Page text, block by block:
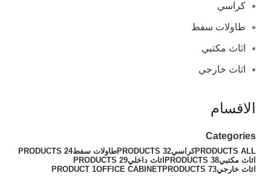
كراسي
طاولات سفط
اثاث مكتبي
اثاث خارجي
الاقسام
Categories
ALL
PRODUCTSكراسي32 PRODUCTS طاولات سفط24 PRODUCTS
اثاث مكتبي38 PRODUCTS اثاث داخلي29 PRODUCTS
اثاث خارجي73 PRODUCTS
OFFICE CABINET
1 PRODUCT